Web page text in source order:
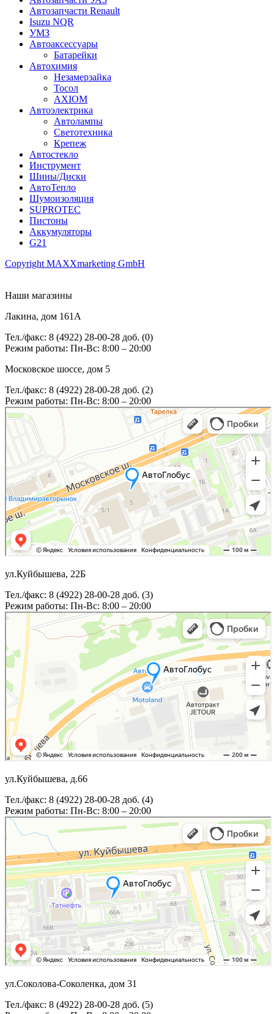
Автозапчасти Renault
Isuzu NQR
УМЗ
Автоаксессуары
Батарейки
Автохимия
Незамерзайка
Тосол
AXIOM
Автоэлектрика
Автолампы
Светотехника
Крепеж
Автостекло
Инструмент
Шины/Диски
АвтоТепло
Шумоизоляция
SUPROTEC
Пистоны
Аккумуляторы
G21
Copyright MAXXmarketing GmbH
Наши магазины
Лакина, дом 161А
Тел./факс: 8 (4922) 28-00-28 доб. (0)
Режим работы: Пн-Вс: 8:00 – 20:00
Московское шоссе, дом 5
Тел./факс: 8 (4922) 28-00-28 доб. (2)
Режим работы: Пн-Вс: 8:00 – 20:00
ул.Куйбышева, 22Б
Тел./факс: 8 (4922) 28-00-28 доб. (3)
Режим работы: Пн-Вс: 8:00 – 20:00
ул.Куйбышева, д.66
Тел./факс: 8 (4922) 28-00-28 доб. (4)
Режим работы: Пн-Вс: 8:00 – 20:00
ул.Соколова-Соколенка, дом 31
Тел./факс: 8 (4922) 28-00-28 доб. (5)